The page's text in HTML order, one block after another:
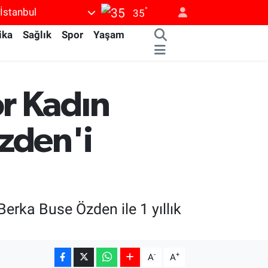
İstanbul 35°
Sağlık Spor
Yaşam
Kadın
Buse Özden ile 1 yıllık
A- A+